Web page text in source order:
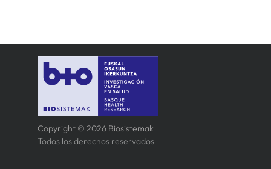
Copyright © 2026 Biosistemak
Todos los derechos reservados